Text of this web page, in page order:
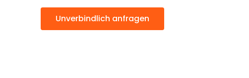
Unverbindlich anfragen